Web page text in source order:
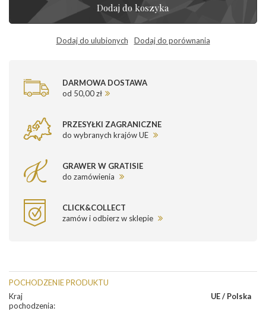
Dodaj do koszyka
Dodaj do ulubionych Dodaj do porównania
DARMOWA DOSTAWA
od 50,00 zł
PRZESYŁKI ZAGRANICZNE
do wybranych krajów UE
GRAWER W GRATISIE
do zamówienia
CLICK&COLLECT
zamów i odbierz w sklepie
POCHODZENIE PRODUKTU
Kraj
pochodzenia:
UE / Polska